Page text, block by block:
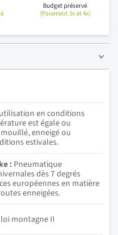
Budget préservé
(Paiement 3x et 4x)
en conditions
est égale ou
enneigé ou
estivales.
: Pneumatique
dès 7 degrés
européennes en matière
enneigées.
montagne II